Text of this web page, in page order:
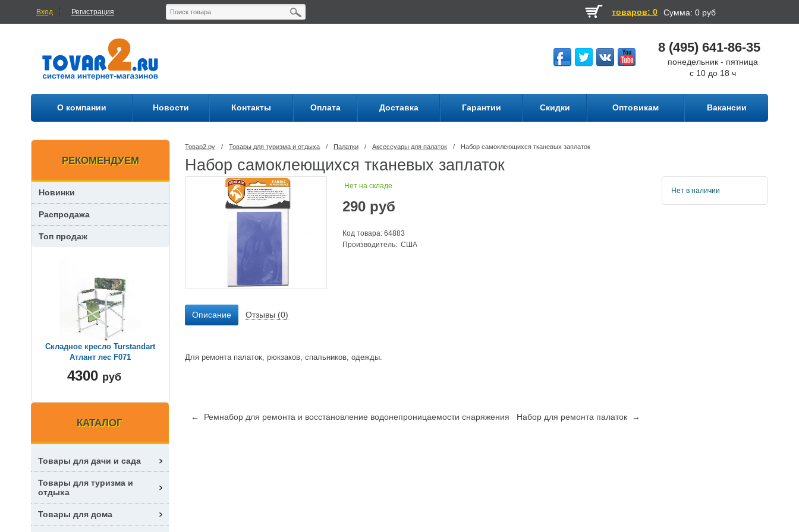
Вход Регистрация товаров: 0 Сумма: 0 руб
8 (495) 641-86-35
понедельник - пятница
с 10 до 18 ч
О компании Новости Контакты Оплата Доставка Гарантии Скидки Оптовикам Вакансии
Товар2.ру / Товары для туризма и отдыха / Палатки / Аксессуары для палаток / Набор самоклеющихся тканевых заплаток
Набор самоклеющихся тканевых заплаток
Нет на складе
290 руб
Код товара: 64883
Производитель: США
Нет в наличии
Описание Отзывы (0)
Для ремонта палаток, рюкзаков, спальников, одежды.
← Ремнабор для ремонта и восстановление водонепроницаемости снаряжения Набор для ремонта палаток →
РЕКОМЕНДУЕМ
Новинки
Распродажа
Топ продаж
Складное кресло Turstandart
Атлант лес F071
4300 руб
КАТАЛОГ
Товары для дачи и сада
Товары для туризма и
отдыха
Товары для дома